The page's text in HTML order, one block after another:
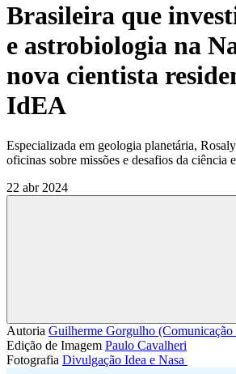
Brasileira que
e astrobiologia na
nova cientista
IdEA
Especializada em geologia planetária,
oficinas sobre missões e desafios da ciência
22 abr 2024
Compartilhar
Autoria Guilherme Gorgulho (Comunicação
Edição de Imagem Paulo Cavalheri
Fotografia Divulgação Idea e Nasa